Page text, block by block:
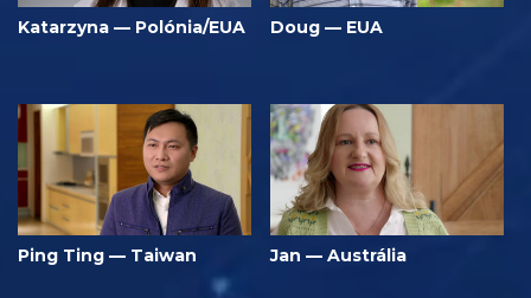
Katarzyna — Polónia/EUA Doug — EUA
Ping Ting — Taiwan Jan — Austrália